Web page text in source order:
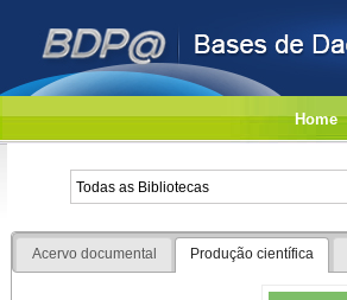
Home
Acervo documental Produção científica